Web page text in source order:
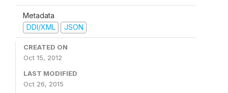
Metadata
DDI/XML
JSON
CREATED ON
Oct 15, 2012
LAST MODIFIED
Oct 26, 2015